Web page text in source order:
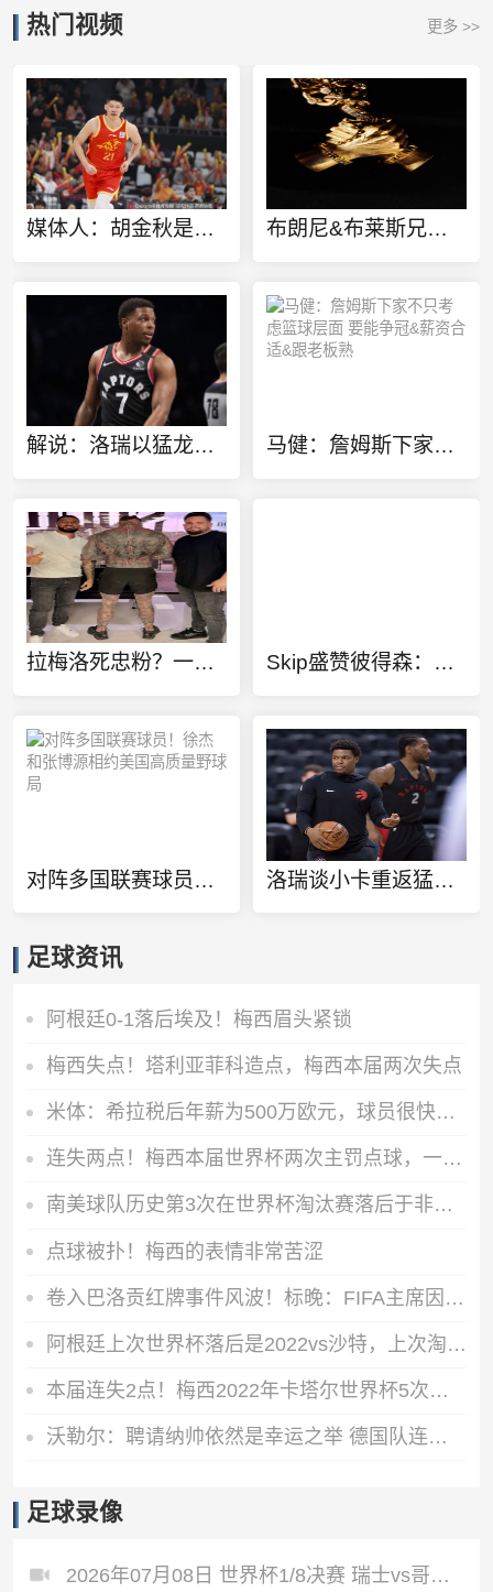
热门视频 更多 >>
媒体人：胡金秋是否会离队还不确定 广厦收到一些报价 且金额不低 布朗尼&布莱斯兄弟定制同款金项链 灵感来源于兄弟之情
解说：洛瑞以猛龙球员身份进行退役也算是功成身退、落叶归根了 马健：詹姆斯下家不只考虑篮球层面 要能争冠&薪资合适&跟老板熟
拉梅洛死忠粉？一球迷100%还原拉梅洛·鲍尔的满背纹身 Skip盛赞彼得森：选秀前我就说了 他会是本届最强球员
对阵多国联赛球员！徐杰和张博源相约美国高质量野球局 洛瑞谈小卡重返猛龙：球队想再夺一个冠军 这一切都将从小卡开始
足球资讯
阿根廷0-1落后埃及！梅西眉头紧锁
梅西失点！塔利亚菲科造点，梅西本届两次失点
米体：希拉税后年薪为500万欧元，球员很快将抵达米兰接受体检
连失两点！梅西本届世界杯两次主罚点球，一次打偏一次被扑
南美球队历史第3次在世界杯淘汰赛落后于非洲 此前1胜1负
点球被扑！梅西的表情非常苦涩
卷入巴洛贡红牌事件风波！标晚：FIFA主席因凡蒂诺辞职可能性低
阿根廷上次世界杯落后是2022vs沙特，上次淘汰赛落后是2018vs法国
本届连失2点！梅西2022年卡塔尔世界杯5次主罚点球4次命中
沃勒尔：聘请纳帅依然是幸运之举 德国队连续三次出局绝非偶然
足球录像
2026年07月08日 世界杯1/8决赛 瑞士vs哥伦比亚 全场录像